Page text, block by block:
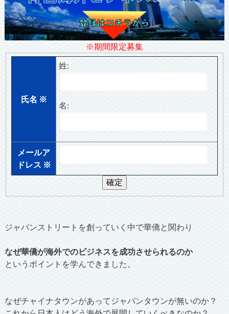
※期間限定募集
氏名 ※
姓:
名:
メールア
ドレス ※
ジャパンストリートを創っていく中で華僑と関わり
なぜ華僑が海外でのビジネスを成功させられるのか
というポイントを学んできました。
なぜチャイナタウンがあってジャパンタウンが無いのか？